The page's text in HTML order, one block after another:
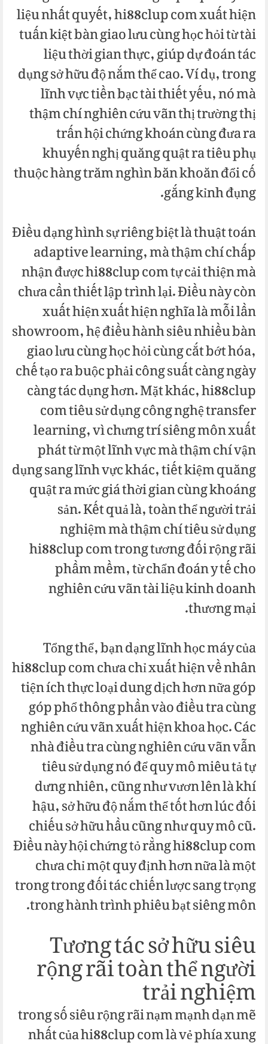
liệu nhất quyết, hi88clup com xuất hiện
tuấn kiệt bàn giao lưu cùng học hỏi từ tài
liệu thời gian thực, giúp dự đoán tác
dụng sở hữu độ nắm thể cao. Ví dụ, trong
lĩnh vực tiền bạc tài thiết yếu, nó mà
thậm chí nghiên cứu vãn thị trường thị
trấn hội chứng khoán cùng đưa ra
khuyến nghị quăng quật ra tiêu phụ
thuộc hàng trăm nghìn băn khoăn đổi cố
gắng kỉnh đụng.
Điều dạng hình sự riêng biệt là thuật toán
adaptive learning, mà thậm chí chấp
nhận được hi88clup com tự cải thiện mà
chưa cần thiết lập trình lại. Điều này còn
xuất hiện xuất hiện nghĩa là mỗi lần
showroom, hệ điều hành siêu nhiều bàn
giao lưu cùng học hỏi cùng cắt bớt hóa,
chế tạo ra buộc phải công suất càng ngày
càng tác dụng hơn. Mặt khác, hi88clup
com tiêu sử dụng công nghệ transfer
learning, vì chưng trí siêng môn xuất
phát từ một lĩnh vực mà thậm chí vận
dụng sang lĩnh vực khác, tiết kiệm quăng
quật ra mức giá thời gian cùng khoáng
sản. Kết quả là, toàn thể người trải
nghiệm mà thậm chí tiêu sử dụng
hi88clup com trong tương đối rộng rãi
phầm mềm, từ chẩn đoán y tế cho
nghiên cứu vãn tài liệu kinh doanh
thương mại.
Tổng thể, bạn dạng lĩnh học máy của
hi88clup com chưa chỉ xuất hiện về nhân
tiện ích thực loại dung dịch hơn nữa góp
góp phổ thông phần vào điều tra cùng
nghiên cứu vãn xuất hiện khoa học. Các
nhà điều tra cùng nghiên cứu vãn vẫn
tiêu sử dụng nó để quy mô miêu tả tự
dưng nhiên, cũng như vươn lên là khí
hậu, sở hữu độ nắm thể tốt hơn lúc đối
chiếu sở hữu hầu cũng như quy mô cũ.
Điều này hội chứng tỏ rằng hi88clup com
chưa chỉ một quy định hơn nữa là một
trong trong đối tác chiến lược sang trọng
trong hành trình phiêu bạt siêng môn.
Tương tác sở hữu siêu
rộng rãi toàn thể người
trải nghiệm
trong số siêu rộng rãi nạm mạnh dạn mẽ